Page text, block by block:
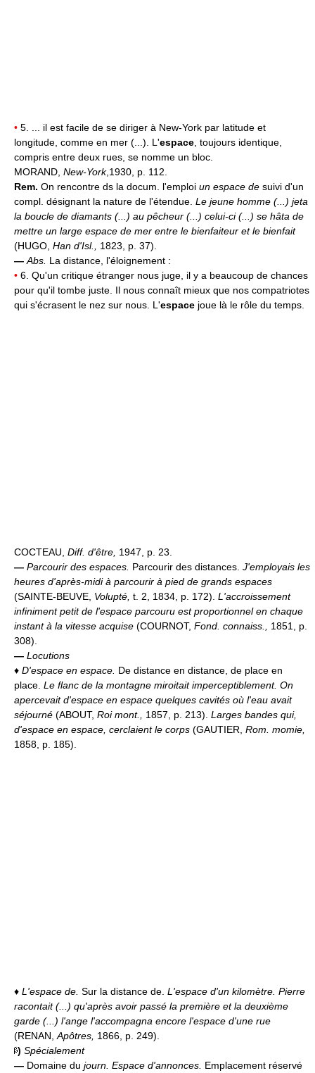
• 5. ... il est facile de se diriger à New-York par latitude et
longitude, comme en mer (...). L'espace , toujours identique,
compris entre deux rues, se nomme un bloc.
MORAND, New-York,1930, p. 112.
Rem. On rencontre ds la docum. l'emploi un espace de suivi d'un
compl. désignant la nature de l'étendue. Le jeune homme (...) jeta
la boucle de diamants (...) au pêcheur (...) celui-ci (...) se hâta de
mettre un large espace de mer entre le bienfaiteur et le bienfait
(HUGO, Han d'Isl.,
1823, p. 37).
— Abs. La distance, l'éloignement :
• 6. Qu'un critique étranger nous juge, il y a beaucoup de chances
pour qu'il tombe juste. Il nous connaît mieux que nos compatriotes
qui s'écrasent le nez sur nous. L'espace joue là le rôle du temps.
COCTEAU, Diff. d'être, 1947, p. 23.
— Parcourir des espaces. Parcourir des distances. J'employais les
heures d'après-midi à parcourir à pied de grands espaces
(SAINTE-BEUVE, Volupté, t. 2, 1834, p. 172). L'accroissement
infiniment petit de l'espace parcouru est proportionnel en chaque
instant à la vitesse acquise (COURNOT, Fond. connaiss., 1851, p.
308).
— Locutions
♦ D'espace en espace. De distance en distance, de place en
place. Le flanc de la montagne miroitait imperceptiblement. On
apercevait d'espace en espace quelques cavités où l'eau avait
séjourné (ABOUT, Roi mont., 1857, p. 213). Larges bandes qui,
d'espace en espace, cerclaient le corps (GAUTIER, Rom. momie,
1858, p. 185).
♦ L'espace de. Sur la distance de. L'espace d'un kilomètre. Pierre
racontait (...) qu'après avoir passé la première et la deuxième
garde (...) l'ange l'accompagna encore l'espace d'une rue
(RENAN, Apôtres, 1866, p. 249).
) Spécialement
— Domaine du journ. Espace d'annonces. Emplacement réservé